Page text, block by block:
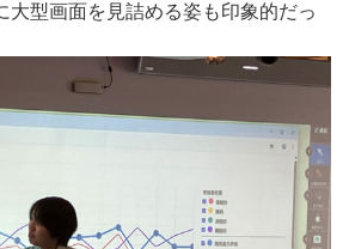
大型画面を見詰める姿も印象的だっ